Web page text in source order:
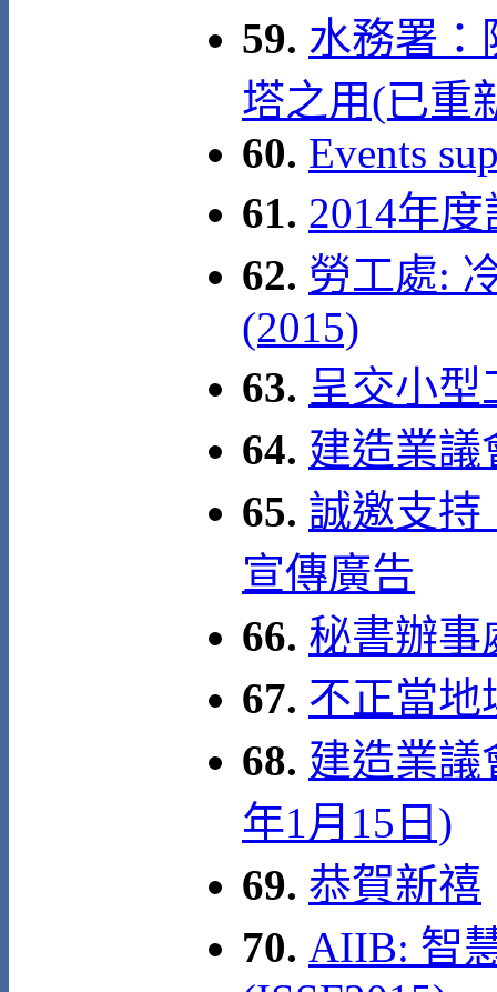
59. 水務署：
塔之用(已重
60. Events
61. 2014年
62. 勞工處:
(2015)
63. 呈交小
64. 建造業議
65. 誠邀支持
宣傳廣告
66. 秘書辦事
67. 不正當地
68. 建造業議
年1月15日)
69. 恭賀新禧
70. AIIB: 智